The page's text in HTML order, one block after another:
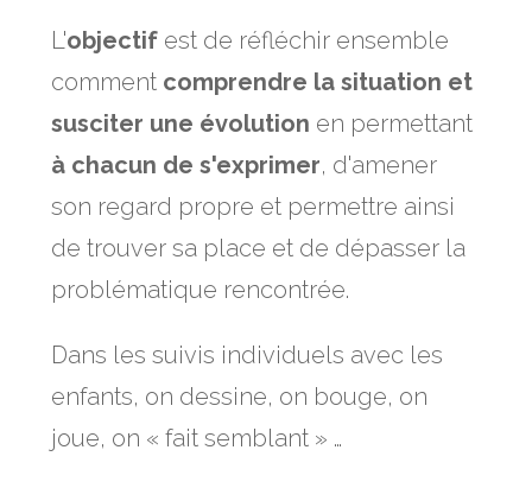
L'objectif est de réfléchir ensemble
comment comprendre la situation et
susciter une évolution en permettant
à chacun de s'exprimer, d'amener
son regard propre et permettre ainsi
de trouver sa place et de dépasser la
problématique rencontrée.
Dans les suivis individuels avec les
enfants, on dessine, on bouge, on
joue, on « fait semblant » …